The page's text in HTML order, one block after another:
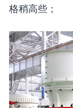
格稍高些；